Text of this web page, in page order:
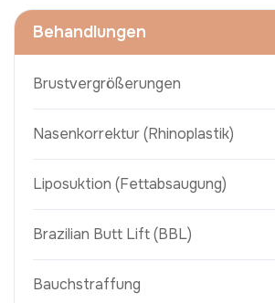
Behandlungen
Brustvergrößerungen
Nasenkorrektur (Rhinoplastik)
Liposuktion (Fettabsaugung)
Brazilian Butt Lift (BBL)
Bauchstraffung